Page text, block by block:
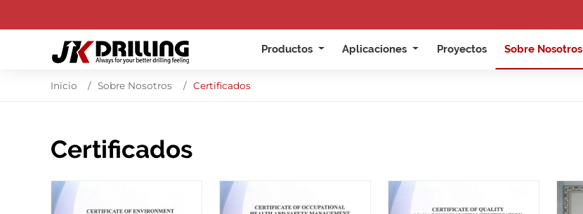
Productos Aplicaciones Proyectos Sobre Nosotros
Inicio Sobre Nosotros Certificados
Certificados